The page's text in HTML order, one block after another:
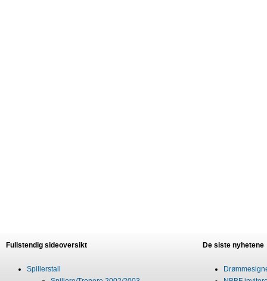
Fullstendig sideoversikt
Spillerstall
De siste nyhetene